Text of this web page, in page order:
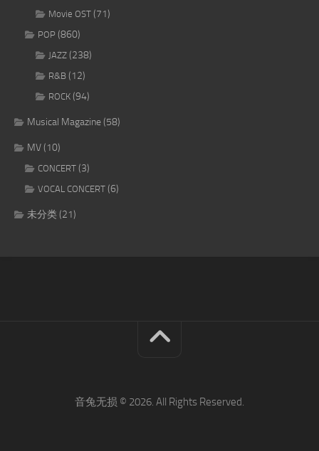
Movie OST (71)
POP (860)
JAZZ (238)
R&B (12)
ROCK (94)
Musical Magazine(58)
MV(10)
CONCERT (3)
VOCAL CONCERT (6)
未分类(21)
音兔无损 © 2026. All Rights Reserved.